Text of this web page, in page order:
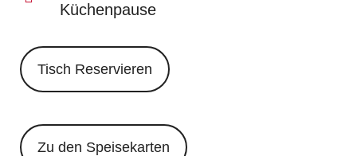
Küchenpause
Tisch Reservieren
Zu den Speisekarten